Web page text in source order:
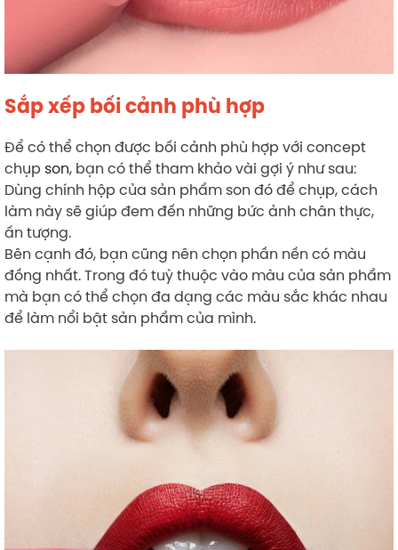
Sắp xếp bối cảnh phù hợp
Để có thể chọn được bối cảnh phù hợp với concept
chụp son, bạn có thể tham khảo vài gợi ý như sau:
Dùng chính hộp của sản phẩm son đó để chụp, cách
làm này sẽ giúp đem đến những bức ảnh chân thực,
ấn tượng.
Bên cạnh đó, bạn cũng nên chọn phần nền có màu
đồng nhất. Trong đó tuỳ thuộc vào màu của sản phẩm
mà bạn có thể chọn đa dạng các màu sắc khác nhau
để làm nổi bật sản phẩm của mình.